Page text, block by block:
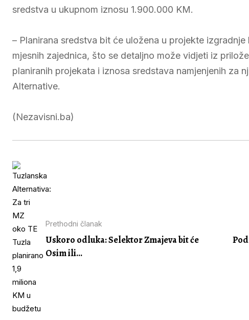
sredstva u ukupnom iznosu 1.900.000 KM.
– Planirana sredstva bit će uložena u projekte
mjesnih zajednica, što se detaljno može vidjeti iz
planiranih projekata i iznosa sredstava namjenjenih za
Alternative.
(Nezavisni.ba)
Prethodni članak
Uskoro odluka: Selektor Zmajeva bit će
Osim ili...